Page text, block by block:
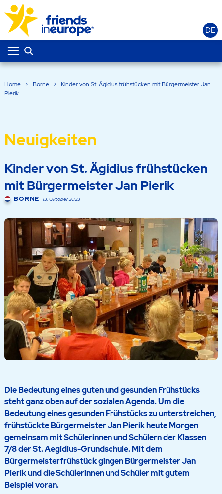
DE
Home > Borne >
Kinder von St. Ägidius frühstücken mit Bürgermeister Jan
Pierik
Neuigkeiten
Kinder von St. Ägidius frühstücken
mit Bürgermeister Jan Pierik
BORNE 13. Oktober 2023
Die Bedeutung eines guten und gesunden Frühstücks
steht ganz oben auf der sozialen Agenda. Um die
Bedeutung eines gesunden Frühstücks zu unterstreichen,
frühstückte Bürgermeister Jan Pierik heute Morgen
gemeinsam mit Schülerinnen und Schülern der Klassen
7/8 der St. Aegidius-Grundschule. Mit dem
Bürgermeisterfrühstück gingen Bürgermeister Jan
Pierik und die Schülerinnen und Schüler mit gutem
Beispiel voran.